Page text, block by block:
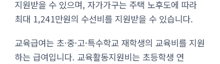
지원받을 수 있으며, 자가가구는 주택 노후도에 따라
최대 1,241만원의 수선비를 지원받을 수 있습니다.
교육급여는 초·중·고·특수학교 재학생의 교육비를 지원
하는 급여입니다. 교육활동지원비는 초등학생 연